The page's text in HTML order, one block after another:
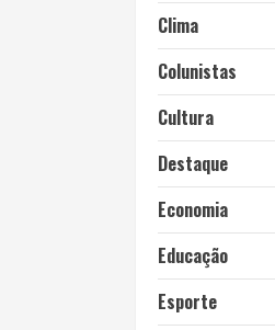
Clima
Colunistas
Cultura
Destaque
Economia
Educação
Esporte